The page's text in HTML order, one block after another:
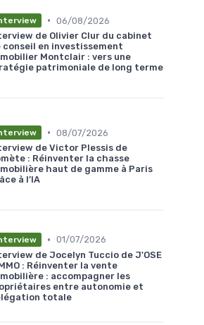
• 06/08/2026
de Olivier Clur du cabinet
conseil en investissement
Montclair : vers une
patrimoniale de long terme
• 08/07/2026
de Victor Plessis de
: Réinventer la chasse
haut de gamme à Paris
à l’IA
• 01/07/2026
de Jocelyn Tuccio de J'OSE
: Réinventer la vente
: accompagner les
entre autonomie et
totale